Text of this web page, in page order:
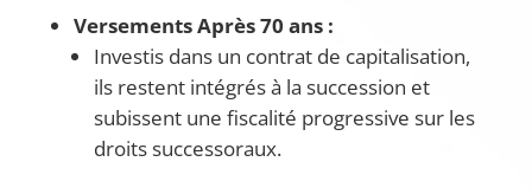
Versements Après 70 ans :
Investis dans un contrat de capitalisation,
ils restent intégrés à la succession et
subissent une fiscalité progressive sur les
droits successoraux.